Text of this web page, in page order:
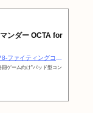
ンダー OCTA for
ゲーム向け”パッド型コン